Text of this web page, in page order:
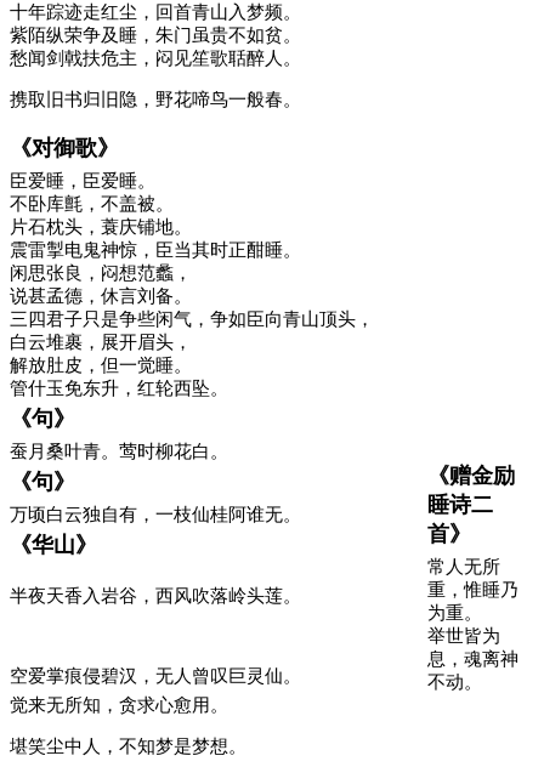
十年踪迹走红尘，回首青山入梦频。
紫陌纵荣争及睡，朱门虽贵不如贫。
愁闻剑戟扶危主，闷见笙歌聒醉人。
携取旧书归旧隐，野花啼鸟一般春。
《对御歌》
臣爱睡，臣爱睡。
不卧库氈，不盖被。
片石枕头，蓑庆铺地。
震雷掣电鬼神惊，臣当其时正酣睡。
闲思张良，闷想范蠡，
说甚孟德，休言刘备。
三四君子只是争些闲气，争如臣向青山顶头，
白云堆裹，展开眉头，
解放肚皮，但一觉睡。
管什玉免东升，红轮西坠。
《句》
蚕月桑叶青。莺时柳花白。
《句》
万顷白云独自有，一枝仙桂阿谁无。
《华山》
半夜天香入岩谷，西风吹落岭头莲。
空爱掌痕侵碧汉，无人曾叹巨灵仙。
《赠金励
睡诗二
首》
常人无所
重，惟睡乃
为重。
举世皆为
息，魂离神
不动。
觉来无所知，贪求心愈用。
堪笑尘中人，不知梦是梦想。